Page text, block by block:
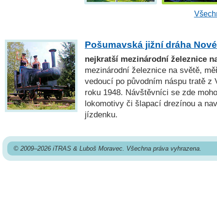
Pošumavská jižní dráha
nejkratší mezinárodní železnice
mezinárodní železnice na světě,
vedoucí po původním náspu tratě z
roku 1948. Návštěvníci se zde
lokomotivy či šlapací drezínou a
jízdenku.
© 2009–2026 iTRAS & Luboš Moravec. Všechna práva vyhrazena.